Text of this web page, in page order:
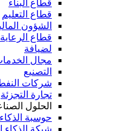
قطاع البناء
قطاع التعليم
الشؤون
قطاع
لضيافة
مجال
التصنيع
شركات النفط
تجارة التجزئة
الحلول
حوسبة